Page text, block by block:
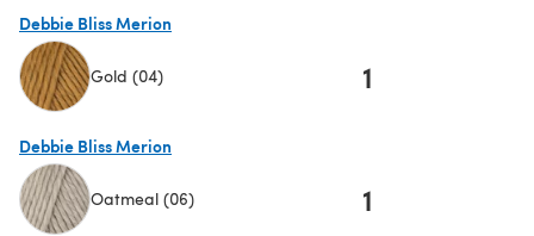
Debbie Bliss Merion
Gold (04) 1
Debbie Bliss Merion
Oatmeal (06) 1